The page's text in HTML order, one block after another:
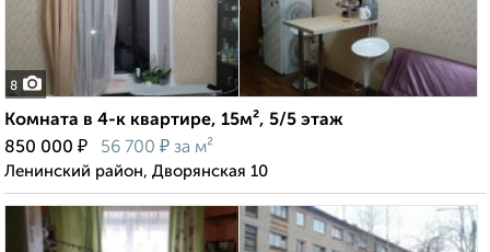
8
Комната в 4-к квартире, 15м², 5/5 этаж
850 000 ₽ 56 700 ₽ за м²
Ленинский район, Дворянская 10